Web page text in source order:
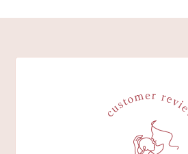
LINE問い合わ